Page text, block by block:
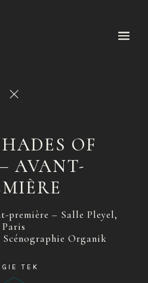
OF
AVANT-
première – Salle Pleyel,
Paris
Organik
TEK